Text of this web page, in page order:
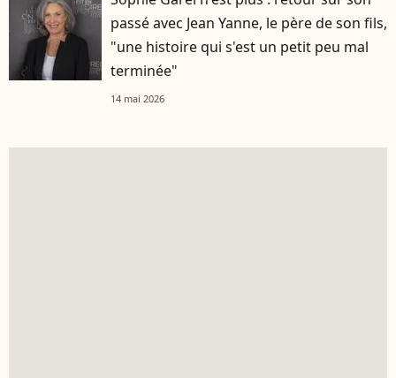
passé avec Jean Yanne, le père de son fils,
"une histoire qui s'est un petit peu mal
terminée"
14 mai 2026